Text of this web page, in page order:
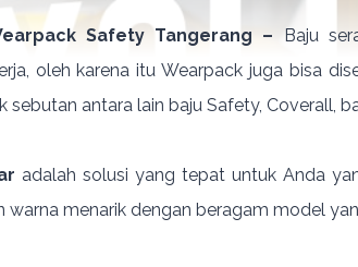
Safety Tangerang – Baju
oleh karena itu Wearpack juga bisa
sebutan antara lain baju Safety, Coverall,
adalah solusi yang tepat untuk Anda
warna menarik dengan beragam model